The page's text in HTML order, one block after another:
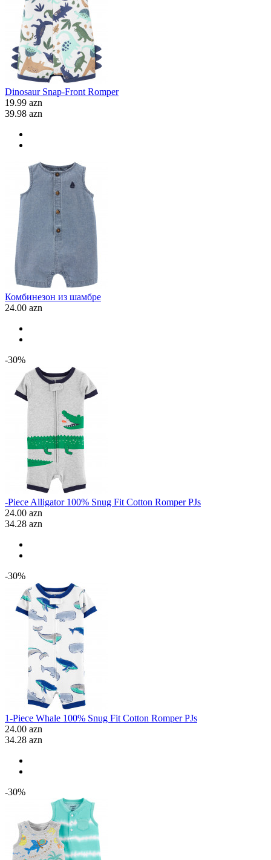
Dinosaur Snap-Front Romper
19.99 azn
39.98 azn
Комбинезон из шамбре
24.00 azn
-30%
-Piece Alligator 100% Snug Fit Cotton Romper PJs
24.00 azn
34.28 azn
-30%
1-Piece Whale 100% Snug Fit Cotton Romper PJs
24.00 azn
34.28 azn
-30%